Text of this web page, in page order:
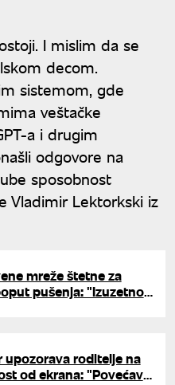
I mislim da se
decom.
sistemom, gde
veštačke
a i drugim
odgovore na
sposobnost
Vladimir Lektorkski iz
mreže štetne za
pušenja: "Izuzetno
upozorava roditelje na
od ekrana: "Povećava